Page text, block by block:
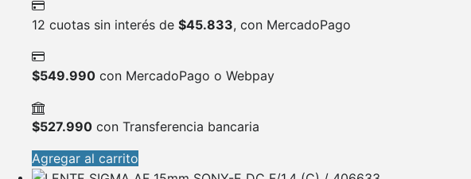
12 cuotas sin interés de $45.833, con MercadoPago
$549.990 con MercadoPago o Webpay
$527.990 con Transferencia bancaria
Agregar al carrito